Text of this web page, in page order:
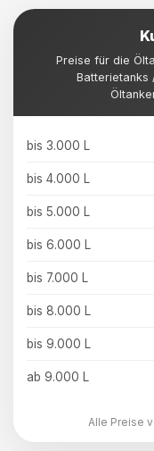
Preise für die
Batterietanks
bis 3.000 L
bis 4.000 L
bis 5.000 L
bis 6.000 L
bis 7.000 L
bis 8.000 L
bis 9.000 L
ab 9.000 L
Alle Preise